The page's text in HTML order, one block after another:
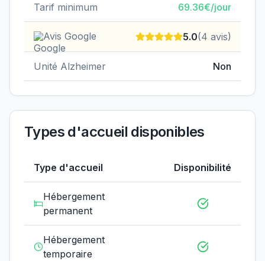
Tarif minimum 69.36€/jour
Avis Google 5.0(4 avis)
Unité Alzheimer Non
Types d'accueil disponibles
Type d'accueil Disponibilité
Hébergement
permanent
Hébergement
temporaire